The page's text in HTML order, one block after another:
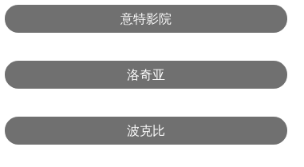
意特影院
洛奇亚
波克比